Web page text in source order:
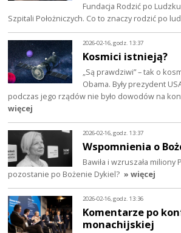
Fundacja Rodzić po
Szpitali Położniczych. Co to znaczy rodzić po
2026-02-16, godz. 13:37
Kosmici istnieją?
„Są prawdziwi” – tak o
Obama. Były prezydent
podczas jego rządów nie było dowodów na
więcej
2026-02-16, godz. 13:37
Wspomnienia o
Bawiła i wzruszała miliony
pozostanie po Bożenie Dykiel? » więcej
2026-02-16, godz. 13:36
Komentarze po
monachijskiej